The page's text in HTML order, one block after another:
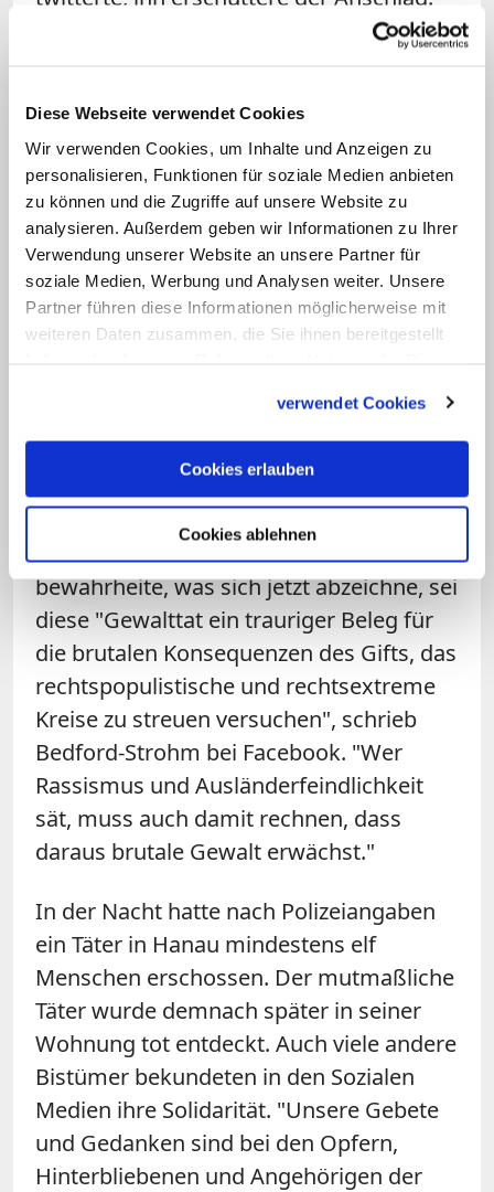
Diese Webseite verwendet Cookies
Wir verwenden Cookies, um Inhalte und Anzeigen zu
personalisieren, Funktionen für soziale Medien anbieten
zu können und die Zugriffe auf unsere Website zu
analysieren. Außerdem geben wir Informationen zu Ihrer
Verwendung unserer Website an unsere Partner für
soziale Medien, Werbung und Analysen weiter. Unsere
Partner führen diese Informationen möglicherweise mit
weiteren Daten zusammen, die Sie ihnen bereitgestellt
verwendet Cookies
Cookies erlauben
Cookies ablehnen
Bistum Fuldaoft in
muslimischen Gruppen treffe. Er erbitte
"Trost, Frieden und Zusammenhalt".
PassausBischof Stefan Oster erklärte
über den Kurznachrichtendienst Twitter:
"Sprachlos wegen Hanau! Wie kommt so
viel Dunkelheit in das Herz eines
Menschen? Schweigend, fragend,
(EKD), Heinrich Bedford-Strohm, zeigte
sich fassungslos. Wenn sich
bewahrheite, was sich jetzt abzeichne, sei
diese "Gewalttat ein trauriger Beleg für
die brutalen Konsequenzen des Gifts, das
rechtspopulistische und rechtsextreme
Kreise zu streuen versuchen", schrieb
Bedford-Strohm bei Facebook. "Wer
Rassismus und Ausländerfeindlichkeit
sät, muss auch damit rechnen, dass
daraus brutale Gewalt erwächst."
In der Nacht hatte nach Polizeiangaben
ein Täter in Hanau mindestens elf
Menschen erschossen. Der mutmaßliche
Täter wurde demnach später in seiner
Wohnung tot entdeckt. Auch viele andere
Bistümer bekundeten in den Sozialen
Medien ihre Solidarität. "Unsere Gebete
und Gedanken sind bei den Opfern,
Hinterbliebenen und Angehörigen der